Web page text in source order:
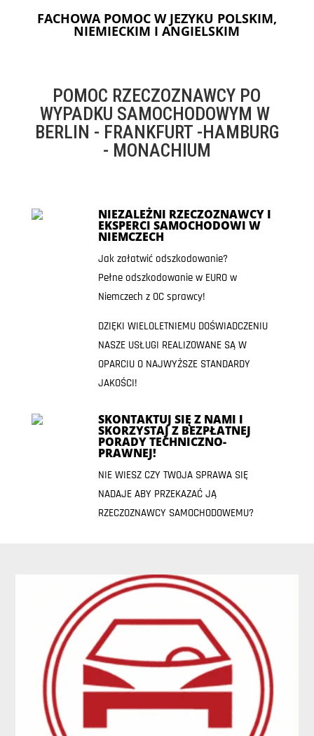
FACHOWA POMOC W JEZYKU POLSKIM,
NIEMIECKIM I ANGIELSKIM
POMOC RZECZOZNAWCY PO
WYPADKU SAMOCHODOWYM W
BERLIN - FRANKFURT -HAMBURG
- MONACHIUM
NIEZALEŻNI RZECZOZNAWCY I
EKSPERCI SAMOCHODOWI W
NIEMCZECH
Jak załatwić odszkodowanie?
Pełne odszkodowanie w EURO w
Niemczech z OC sprawcy!
DZIĘKI WIELOLETNIEMU DOŚWIADCZENIU
NASZE USŁUGI REALIZOWANE SĄ W
OPARCIU O NAJWYŻSZE STANDARDY
JAKOŚCI!
SKONTAKTUJ SIĘ Z NAMI I
SKORZYSTAJ Z BEZPŁATNEJ
PORADY TECHNICZNO-
PRAWNEJ!
NIE WIESZ CZY TWOJA SPRAWA SIĘ
NADAJE ABY PRZEKAZAĆ JĄ
RZECZOZNAWCY SAMOCHODOWEMU?